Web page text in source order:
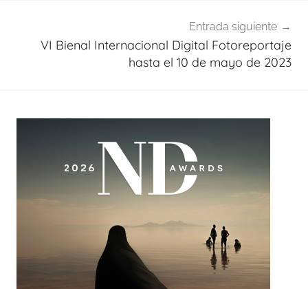
Entrada siguiente
VI Bienal Internacional Digital Fotoreportaje
hasta el 10 de mayo de 2023